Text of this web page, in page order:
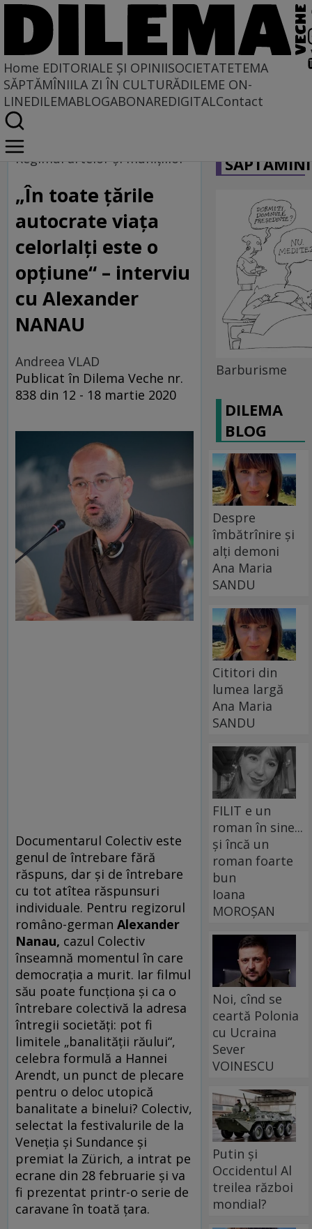
Home EDITORIALE ȘI OPINIISOCIETATETEMA
SĂPTĂMÎNIILA ZI ÎN CULTURĂDILEME ON-
LINEDILEMABLOGABONAREDIGITALContact
Home
Regimul artelor și munițiilor
Regimul artelor şi muniţiilor
„În toate țările
autocrate viața
celorlalți este o
opțiune“ – interviu
cu Alexander
NANAU
Andreea VLAD
Publicat în Dilema Veche nr.
838 din 12 - 18 martie 2020
Documentarul Colectiv este
genul de întrebare fără
răspuns, dar și de întrebare
cu tot atîtea răspunsuri
individuale. Pentru regizorul
româno-german Alexander
Nanau, cazul Colectiv
înseamnă momentul în care
democrația a murit. Iar filmul
său poate funcționa și ca o
întrebare colectivă la adresa
întregii societăți: pot fi
limitele „banalității răului“,
celebra formulă a Hannei
Arendt, un punct de plecare
pentru o deloc utopică
banalitate a binelui? Colectiv,
selectat la festivalurile de la
Veneția și Sundance și
premiat la Zürich, a intrat pe
ecrane din 28 februarie și va
fi prezentat printr-o serie de
caravane în toată țara.
Barburisme
DILEMA
BLOG
Despre
îmbătrînire și
alți demoni
Ana Maria
SANDU
Cititori din
lumea largă
Ana Maria
SANDU
FILIT e un
roman în sine...
și încă un
roman foarte
bun
Ioana
MOROȘAN
Noi, cînd se
ceartă Polonia
cu Ucraina
Sever
VOINESCU
Putin și
Occidentul Al
treilea război
mondial?